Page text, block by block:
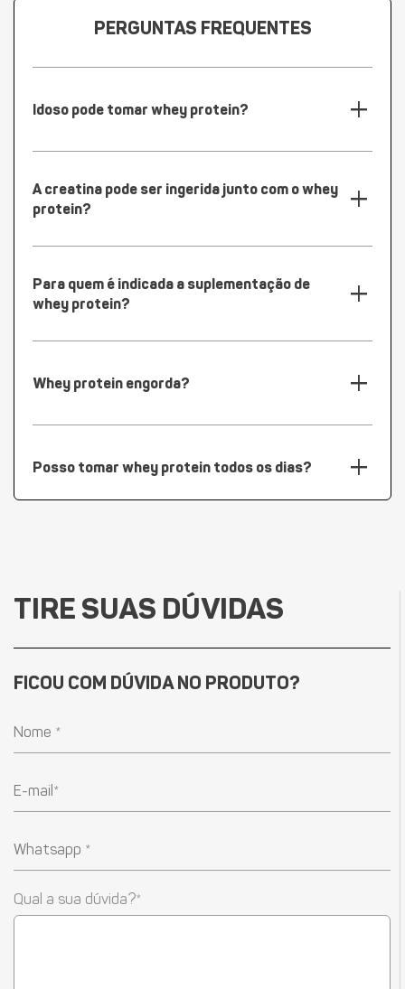
PERGUNTAS FREQUENTES
Idoso pode tomar whey protein? add
A creatina pode ser ingerida junto com o whey
protein?
add
Para quem é indicada a suplementação de
whey protein?
add
Whey protein engorda? add
Posso tomar whey protein todos os dias? add
TIRE SUAS DÚVIDAS
FICOU COM DÚVIDA NO PRODUTO?
Qual a sua dúvida?*